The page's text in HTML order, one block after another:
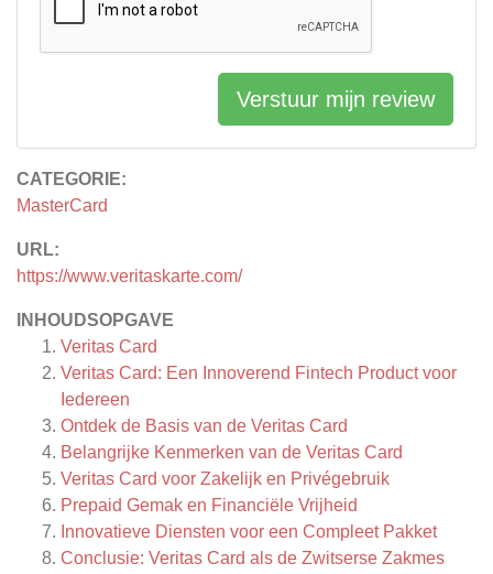
CATEGORIE:
MasterCard
URL:
https://www.veritaskarte.com/
INHOUDSOPGAVE
Veritas Card
Veritas Card: Een Innoverend Fintech Product voor
Iedereen
Ontdek de Basis van de Veritas Card
Belangrijke Kenmerken van de Veritas Card
Veritas Card voor Zakelijk en Privégebruik
Prepaid Gemak en Financiële Vrijheid
Innovatieve Diensten voor een Compleet Pakket
Conclusie: Veritas Card als de Zwitserse Zakmes
Verstuur mijn review